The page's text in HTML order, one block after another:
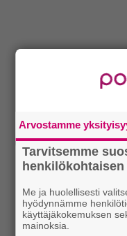
Arvostamme
Tarvitsemme
Me ja huolellisesti
hyödynnämme
käyttäjäkokemuksen
mainoksia.